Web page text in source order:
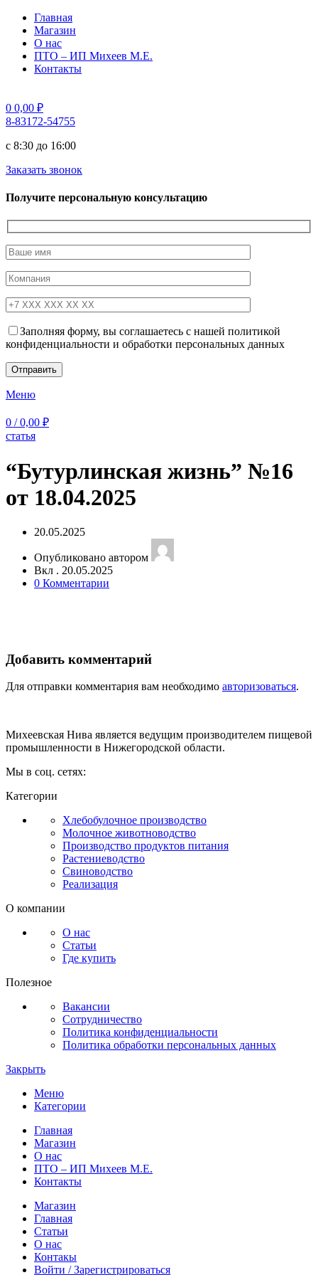
Главная
Магазин
О нас
ПТО – ИП Михеев М.Е.
Контакты
0 0,00 ₽
8-83172-54755
с 8:30 до 16:00
Заказать звонок
Получите персональную консультацию
Заполняя форму, вы соглашаетесь с нашей политикой
конфиденциальности и обработки персональных данных
Меню
0 / 0,00 ₽
статья
“Бутурлинская жизнь” №16
от 18.04.2025
20.05.2025
Опубликовано автором
Вкл . 20.05.2025
0 Комментарии
Добавить комментарий
Для отправки комментария вам необходимо авторизоваться.
Михеевская Нива является ведущим производителем пищевой
промышленности в Нижегородской области.
Мы в соц. сетях:
Категории
Хлебобулочное производство
Молочное животноводство
Производство продуктов питания
Растениеводство
Свиноводство
Реализация
О компании
О нас
Статьи
Где купить
Полезное
Вакансии
Сотрудничество
Политика конфиденциальности
Политика обработки персональных данных
Закрыть
Меню
Категории
Главная
Магазин
О нас
ПТО – ИП Михеев М.Е.
Контакты
Магазин
Главная
Статьи
О нас
Контакы
Войти / Зарегистрироваться